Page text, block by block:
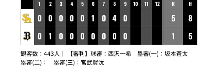
1 2 3 4 5 6 7 8 9 10 11 12
0 0 0 0 0 1 0 4 0
0
1 0 0 0 0 0 0 0
R H
5
8
1
5
観客数：443人｜ 【審判】球審：西沢一希 塁審(一)：坂本蒼太
塁審(二)： 塁審(三)：宮武賢汰